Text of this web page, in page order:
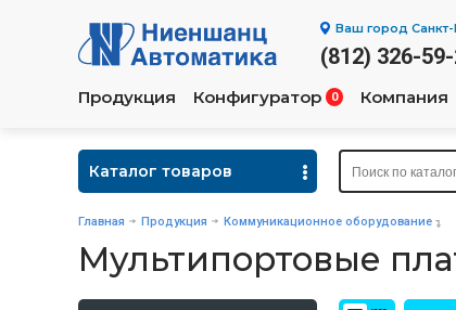
Ваш город
(812) 326-
Продукция Конфигуратор 0 Компания
Каталог товаров
Главная Продукция Коммуникационное оборудование
Мультипортовые